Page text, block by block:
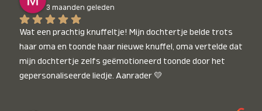
3 maanden geleden
Wat een prachtig knuffeltje! Mijn dochtertje belde trots
haar oma en toonde haar nieuwe knuffel, oma vertelde dat
mijn dochtertje zelfs geëmotioneerd toonde door het
gepersonaliseerde liedje. Aanrader 💛